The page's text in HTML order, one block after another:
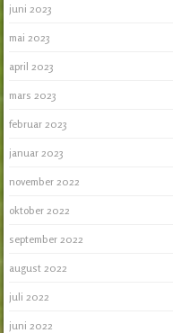
juni 2023
mai 2023
april 2023
mars 2023
februar 2023
januar 2023
november 2022
oktober 2022
september 2022
august 2022
juli 2022
juni 2022